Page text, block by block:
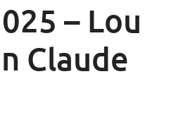
– Lou
Claude